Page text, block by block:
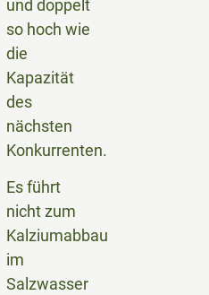
und doppelt
so hoch wie
die
Kapazität
des
nächsten
Konkurrenten.
Es führt
nicht zum
Kalziumabbau
im
Salzwasser